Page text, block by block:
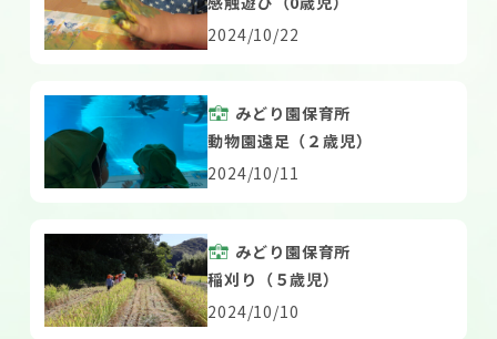
2024/10/22
みどり園保育所
動物園遠足（２歳児）
2024/10/11
みどり園保育所
稲刈り（５歳児）
2024/10/10